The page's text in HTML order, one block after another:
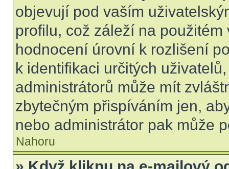
objevují pod vaším
profilu, což záleží na
hodnocení úrovní k rozlišení
k identifikaci určitých
administrátorů může mít
zbytečným přispíváním jen,
nebo administrátor pak může
Nahoru